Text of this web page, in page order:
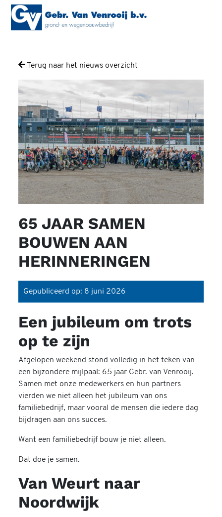
Terug naar het nieuws overzicht
65 JAAR SAMEN
BOUWEN AAN
HERINNERINGEN
Gepubliceerd op: 8 juni 2026
Een jubileum om trots
op te zijn
Afgelopen weekend stond volledig in het teken van
een bijzondere mijlpaal: 65 jaar Gebr. van Venrooij.
Samen met onze medewerkers en hun partners
vierden we niet alleen het jubileum van ons
familiebedrijf, maar vooral de mensen die iedere dag
bijdragen aan ons succes.
Want een familiebedrijf bouw je niet alleen.
Dat doe je samen.
Van Weurt naar
Noordwijk